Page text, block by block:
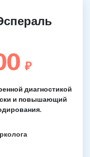
₽
диагностикой
и повышающий